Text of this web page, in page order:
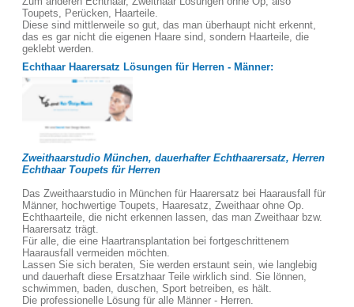
Toupets, Perücken, Haarteile.
Diese sind mittlerweile so gut, das man überhaupt nicht erkennt,
das es gar nicht die eigenen Haare sind, sondern Haarteile, die
geklebt werden.
Echthaar Haarersatz Lösungen für Herren - Männer:
Zweithaarstudio München, dauerhafter Echthaarersatz, Herren
Echthaar Toupets für Herren
Das Zweithaarstudio in München für Haarersatz bei Haarausfall für
Männer, hochwertige Toupets, Haaresatz, Zweithaar ohne Op.
Echthaarteile, die nicht erkennen lassen, das man Zweithaar bzw.
Haarersatz trägt.
Für alle, die eine Haartransplantation bei fortgeschrittenem
Haarausfall vermeiden möchten.
Lassen Sie sich beraten, Sie werden erstaunt sein, wie langlebig
und dauerhaft diese Ersatzhaar Teile wirklich sind. Sie lönnen,
schwimmen, baden, duschen, Sport betreiben, es hält.
Die professionelle Lösung für alle Männer - Herren.